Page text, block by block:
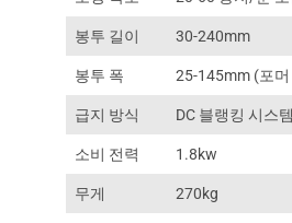
봉투 길이 30-240mm
봉투 폭 25-145mm (포
급지 방식 DC 블랭킹 시스템
소비 전력 1.8kw
무게 270kg